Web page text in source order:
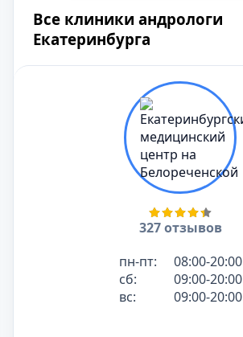
Все клиники андрологи
Екатеринбурга
327 отзывов
пн-пт:
08:00-20:00
сб:
09:00-20:00
вс:
09:00-20:00